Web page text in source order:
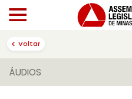
Voltar
ÁUDIOS